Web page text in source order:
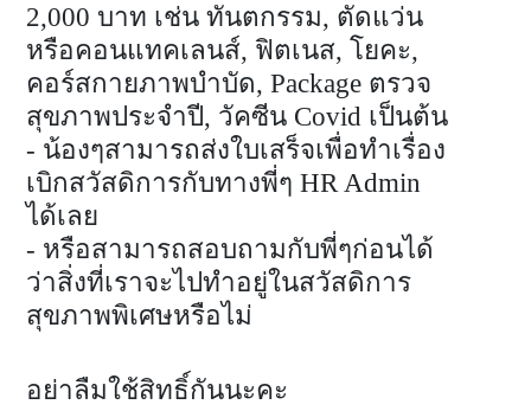
2,000 บาท เช่น ทันตกรรม, ตัดแว่น
หรือคอนแทคเลนส์, ฟิตเนส, โยคะ,
คอร์สกายภาพบําบัด, Package ตรวจ
สุขภาพประจําปี, วัคซีน Covid เป็นต้น
- น้องๆสามารถส่งใบเสร็จเพื่อทำเรื่อง
เบิกสวัสดิการกับทางพี่ๆ HR Admin
ได้เลย
- หรือสามารถสอบถามกับพี่ๆก่อนได้
ว่าสิ่งที่เราจะไปทำอยู่ในสวัสดิการ
สุขภาพพิเศษหรือไม่
อย่าลืมใช้สิทธิ์กันนะคะ